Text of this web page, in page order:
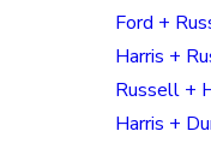
Ford +
Harris +
Russell +
Harris +